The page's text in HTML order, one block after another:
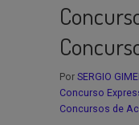
Por SERGIO
Concurso
Concursos de